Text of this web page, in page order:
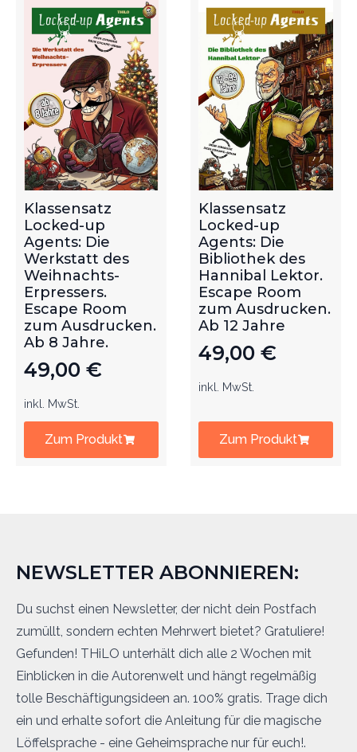
Klassensatz
Locked-up
Agents: Die
Werkstatt des
Weihnachts-
Erpressers.
Escape Room
zum Ausdrucken.
Ab 8 Jahre.
49,00 €
inkl. MwSt.
Zum Produkt
Klassensatz
Locked-up
Agents: Die
Bibliothek des
Hannibal Lektor.
Escape Room
zum Ausdrucken.
Ab 12 Jahre
49,00 €
inkl. MwSt.
Zum Produkt
NEWSLETTER ABONNIEREN:
Du suchst einen Newsletter, der nicht dein Postfach
zumüllt, sondern echten Mehrwert bietet? Gratuliere!
Gefunden! THiLO unterhält dich alle 2 Wochen mit
Einblicken in die Autorenwelt und hängt regelmäßig
tolle Beschäftigungsideen an. 100% gratis. Trage dich
ein und erhalte sofort die Anleitung für die magische
Löffelsprache - eine Geheimsprache nur für euch!.